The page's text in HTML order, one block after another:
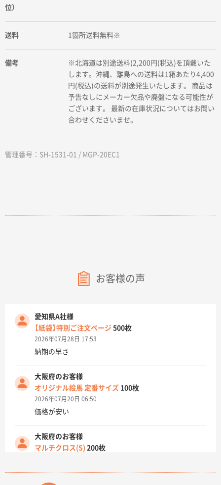
位）
送料 1箇所送料無料※
備考
※北海道は別途送料(2,200円(税込)を頂戴いた
します。沖縄、離島への送料は1箱あたり4,400
円(税込)の送料が別途発生いたします。 商品は
予告なしにメーカー欠品や廃盤になる可能性が
ございます。 最新の在庫状況についてはお問い
合わせくださいませ。
管理番号：SH-1531-01 / MGP-20EC1
お客様の声
愛知県A社様
【紙袋】特別ご注文ページ 500枚
2026年07月28日 17:53
納期の早さ
大阪府のお客様
オリジナル絵馬 定番サイズ 100枚
2026年07月20日 06:50
価格が安い
大阪府のお客様
マルチクロス(S) 200枚
原稿データ流用が可能で価格が妥当なこと